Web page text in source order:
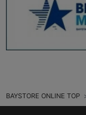
BAYSTORE ONLINE TOP